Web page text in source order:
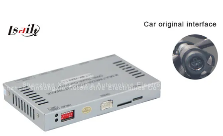
HARITASI
POLICY